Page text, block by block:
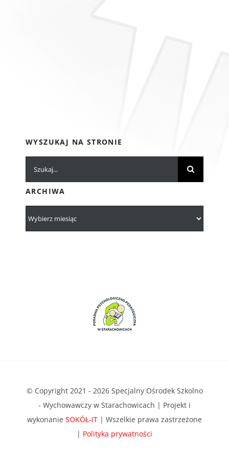
WYSZUKAJ NA STRONIE
ARCHIWA
© Copyright 2021 - 2026 Specjalny Ośrodek Szkolno
- Wychowawczy w Starachowicach | Projekt i
wykonanie SOKÓŁ-IT | Wszelkie prawa zastrzeżone
| Polityka prywatności